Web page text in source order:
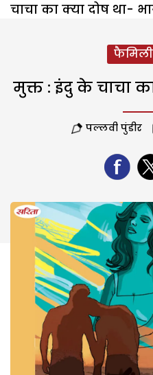
चाचा का क्या दोष था-
फैमिली
मुक्त : इंदु के चाचा
पल्लवी पुंडीर